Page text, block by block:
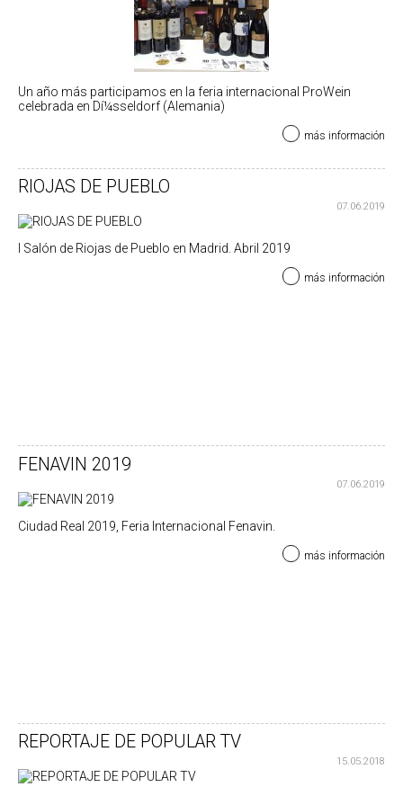
Un año más participamos en la feria internacional ProWein
celebrada en Dí¼sseldorf (Alemania)
más información
RIOJAS DE PUEBLO
07.06.2019
I Salón de Riojas de Pueblo en Madrid. Abril 2019
más información
FENAVIN 2019
07.06.2019
Ciudad Real 2019, Feria Internacional Fenavin.
más información
REPORTAJE DE POPULAR TV
15.05.2018